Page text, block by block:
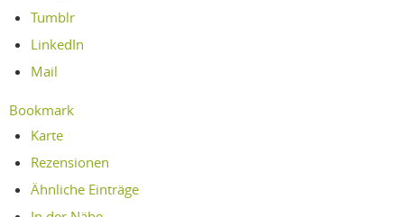
Tumblr
LinkedIn
Mail
Bookmark
Karte
Rezensionen
Ähnliche Einträge